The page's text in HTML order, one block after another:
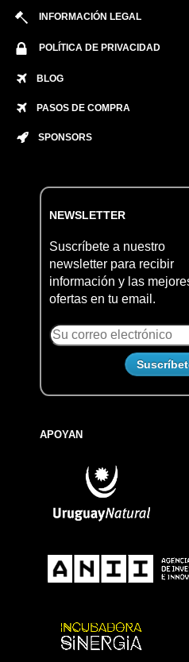
INFORMACIÓN LEGAL
POLÍTICA DE PRIVACIDAD
BLOG
PASOS DE COMPRA
SPONSORS
NEWSLETTER
Suscríbete a nuestro
newsletter para recibir
información y las
ofertas en tu email.
APOYAN